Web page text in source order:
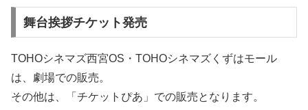
舞台挨拶チケット発売
TOHOシネマズ西宮OS・TOHOシネマズくずはモール
は、劇場での販売。
その他は、「チケットぴあ」での販売となります。